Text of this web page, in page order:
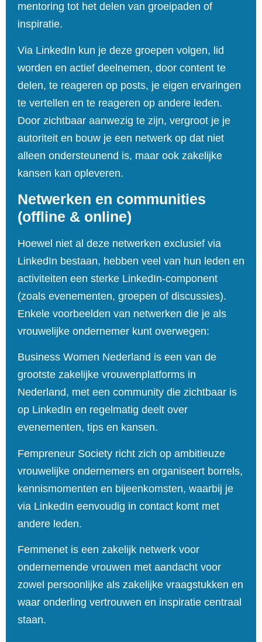
mentoring tot het delen van groeipaden of
inspiratie.
Via LinkedIn kun je deze groepen volgen, lid
worden en actief deelnemen, door content te
delen, te reageren op posts, je eigen ervaringen
te vertellen en te reageren op andere leden.
Door zichtbaar aanwezig te zijn, vergroot je je
autoriteit en bouw je een netwerk op dat niet
alleen ondersteunend is, maar ook zakelijke
kansen kan opleveren.
Netwerken en communities
(offline & online)
Hoewel niet al deze netwerken exclusief via
LinkedIn bestaan, hebben veel van hun leden en
activiteiten een sterke LinkedIn‑component
(zoals evenementen, groepen of discussies).
Enkele voorbeelden van netwerken die je als
vrouwelijke ondernemer kunt overwegen:
Business Women Nederland is een van de
grootste zakelijke vrouwenplatforms in
Nederland, met een community die zichtbaar is
op LinkedIn en regelmatig deelt over
evenementen, tips en kansen.
Fempreneur Society richt zich op ambitieuze
vrouwelijke ondernemers en organiseert borrels,
kennismomenten en bijeenkomsten, waarbij je
via LinkedIn eenvoudig in contact komt met
andere leden.
Femmenet is een zakelijk netwerk voor
ondernemende vrouwen met aandacht voor
zowel persoonlijke als zakelijke vraagstukken en
waar onderling vertrouwen en inspiratie centraal
staan.